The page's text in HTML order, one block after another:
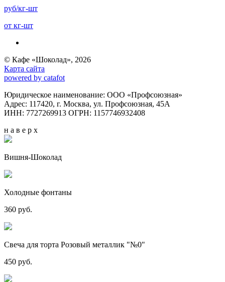
руб/кг-шт
от кг-шт
© Кафе «Шоколад», 2026
Карта сайта
powered by catafot
Юридическое наименование: ООО «Профсоюзная»
Адрес: 117420, г. Москва, ул. Профсоюзная, 45А
ИНН: 7727269913 ОГРН: 1157746932408
н а в е р х
Вишня-Шоколад
Холодные фонтаны
360 руб.
Свеча для торта Розовый металлик "№0"
450 руб.